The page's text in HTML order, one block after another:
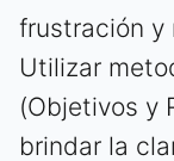
frustración y
Utilizar
(Objetivos y
brindar la